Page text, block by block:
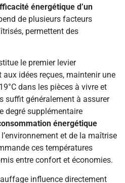
énergétique d’un
de plusieurs facteurs
permettent des
le premier levier
aux idées reçues, maintenir une
dans les pièces à vivre et
suffit généralement à assurer
degré supplémentaire
énergétique
l’environnement et de la maîtrise
ces températures
entre confort et économies.
influence directement